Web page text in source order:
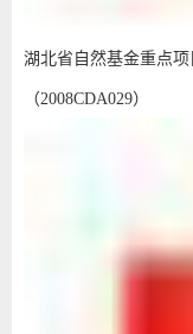
湖北省自然基金重点
（2008CDA029）